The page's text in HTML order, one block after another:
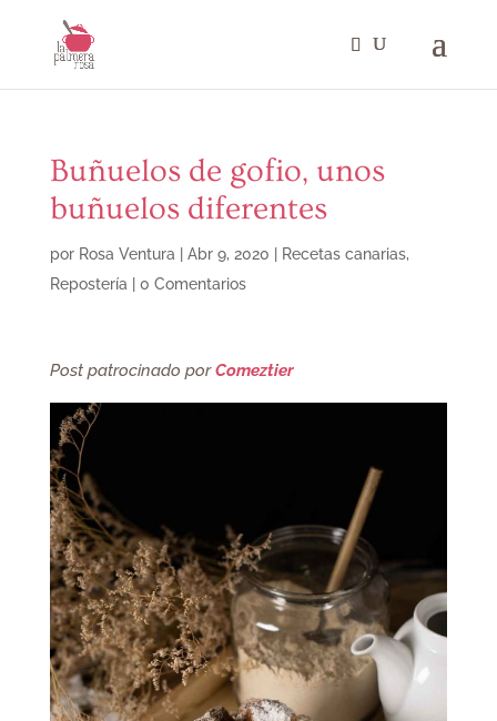
Buñuelos de gofio, unos
buñuelos diferentes
por Rosa Ventura Abr 9, 2020 Recetas canarias,
Repostería
0 Comentarios
Post patrocinado porComeztier